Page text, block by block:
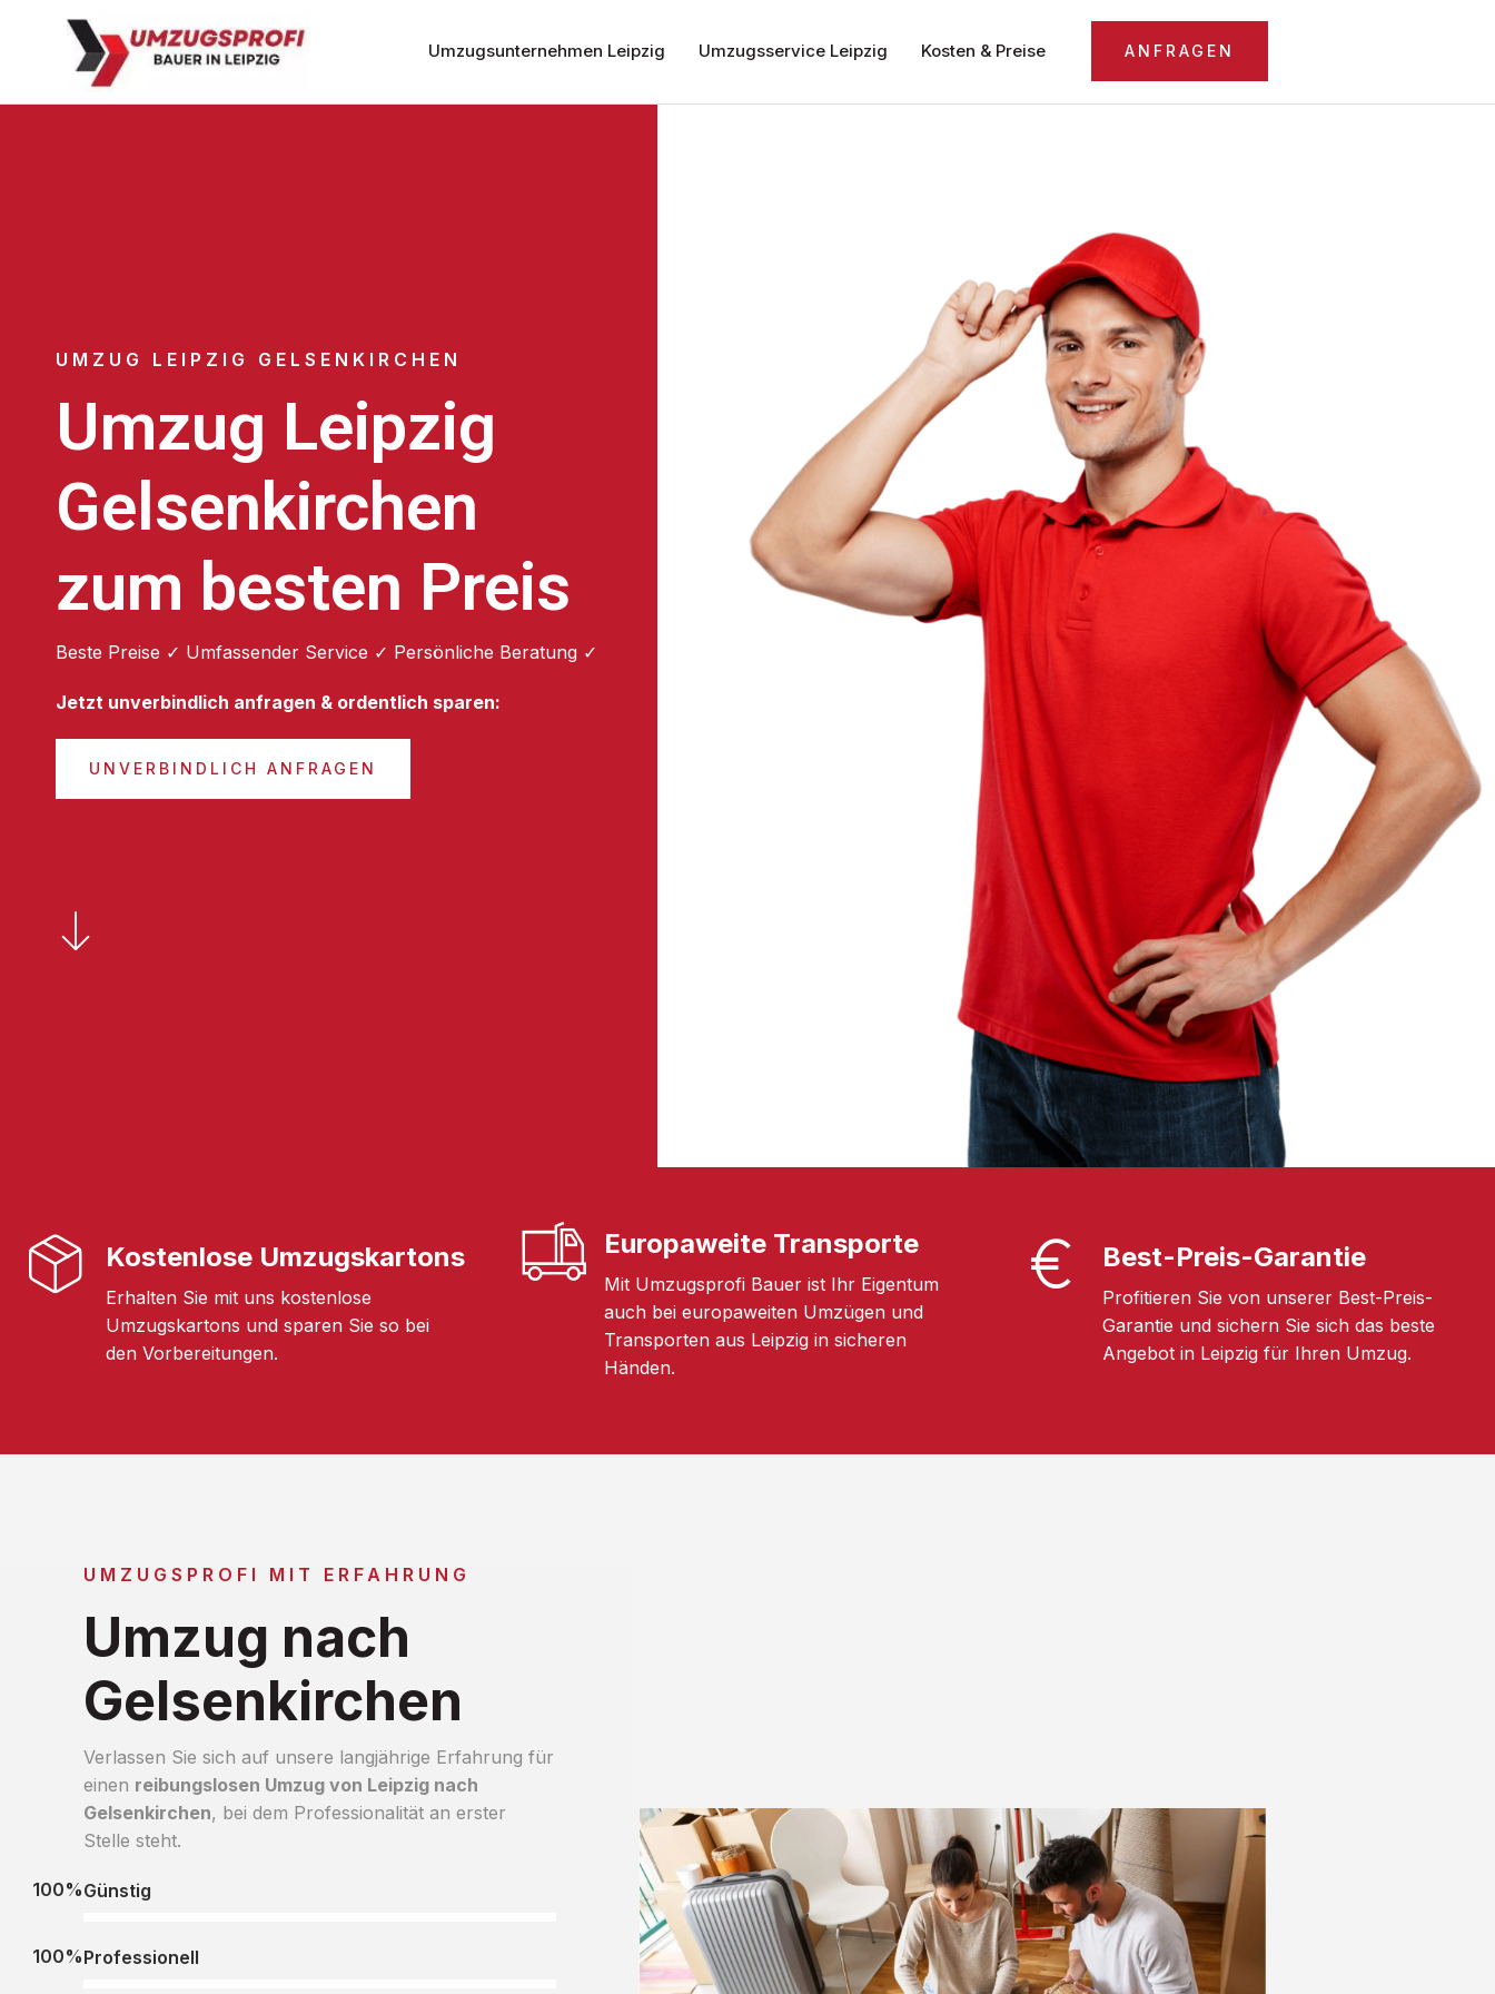
Umzugsunternehmen Leipzig Umzugsservice Leipzig Kosten & Preise ANFRAGEN
UMZUG LEIPZIG GELSENKIRCHEN
Umzug Leipzig
Gelsenkirchen
zum besten Preis
Beste Preise ✓ Umfassender Service ✓ Persönliche Beratung ✓
Jetzt unverbindlich anfragen & ordentlich sparen:
UNVERBINDLICH ANFRAGEN
Kostenlose Umzugskartons
Erhalten Sie mit uns kostenlose
Umzugskartons und sparen Sie so bei
den Vorbereitungen.
Europaweite Transporte
Mit Umzugsprofi Bauer ist Ihr Eigentum
auch bei europaweiten Umzügen und
Transporten aus Leipzig in sicheren
Händen.
Best-Preis-Garantie
Profitieren Sie von unserer Best-Preis-
Garantie und sichern Sie sich das beste
Angebot in Leipzig für Ihren Umzug.
UMZUGSPROFI MIT ERFAHRUNG
Umzug nach
Gelsenkirchen
Verlassen Sie sich auf unsere langjährige Erfahrung für
einen reibungslosen Umzug von Leipzig nach
Gelsenkirchen, bei dem Professionalität an erster
Stelle steht.
Günstig
100%
Professionell
100%